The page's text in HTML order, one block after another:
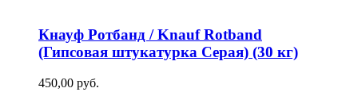
Кнауф Ротбанд / Knauf Rotband
(Гипсовая штукатурка Серая) (30 кг)
450,00 руб.